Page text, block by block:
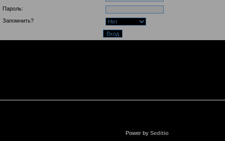
Пароль:
Запомнить?
Power by Seditio